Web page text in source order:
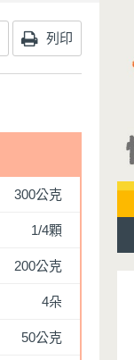
列印
300公克
1/4顆
200公克
4朵
50公克